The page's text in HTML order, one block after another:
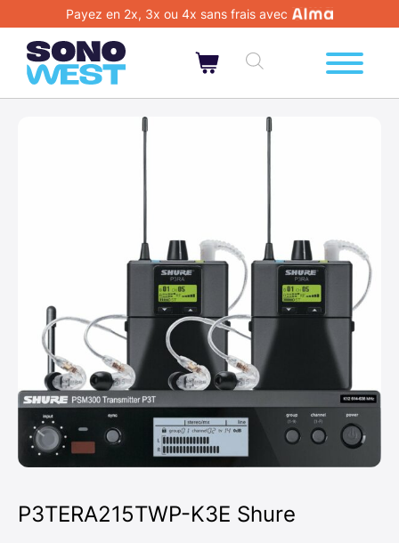
Payez en 2x, 3x ou 4x sans frais avec
P3TERA215TWP-K3E Shure